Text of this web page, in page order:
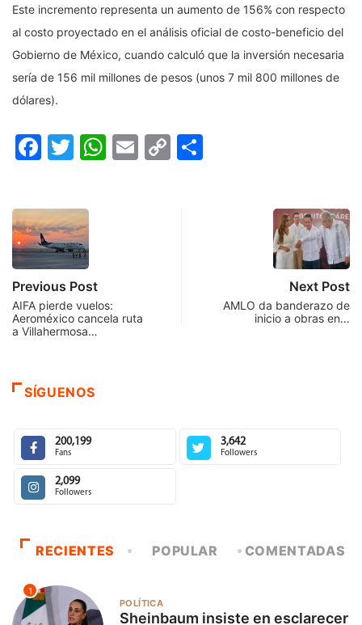
Este incremento representa un aumento de 156% con respecto
al costo proyectado en el análisis oficial de costo-beneficio del
Gobierno de México, cuando calculó que la inversión necesaria
sería de 156 mil millones de pesos (unos 7 mil 800 millones de
dólares).
Facebook
Twitter
WhatsApp
Email
Copy
Previous Post
AIFA pierde vuelos:
Aeroméxico cancela ruta
a Villahermosa…
Next Post
AMLO da banderazo de
inicio a obras en…
SÍGUENOS
200,199
Fans
3,642
Followers
2,099
Followers
RECIENTES POPULAR COMENTADAS
1
POLÍTICA
Sheinbaum insiste en esclarecer